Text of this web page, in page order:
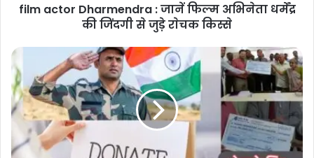
जिंदगी
राेचक
किस्से
film actor Dharmendra : जानें फिल्म अभिनेता धर्मेंद्र
की जिंदगी से जुड़े राेचक किस्से
True
heroes
of
the
country
देश
के